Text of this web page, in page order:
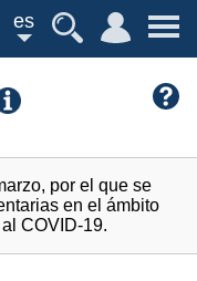
es
por el que se
en el ámbito
COVID-19.